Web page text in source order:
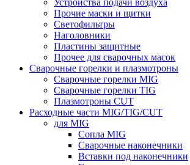
Устройства подачи воздуха
Прочие маски и щитки
Светофильтры
Наголовники
Пластины защитные
Прочее для сварочных масок
Сварочные горелки и плазмотроны
Сварочные горелки MIG
Сварочные горелки TIG
Плазмотроны CUT
Расходные части MIG/TIG/CUT
для MIG
Сопла MIG
Сварочные наконечники
Вставки под наконечники